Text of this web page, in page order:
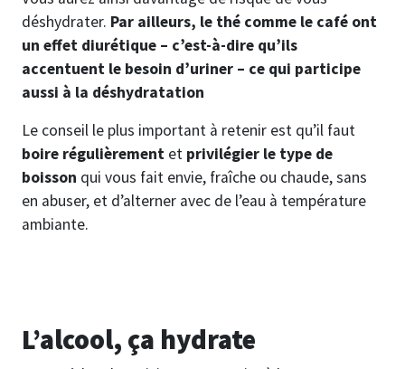
déshydrater. Par ailleurs, le thé comme le café ont
un effet diurétique – c’est-à-dire qu’ils
accentuent le besoin d’uriner – ce qui participe
aussi à la déshydratation
Le conseil le plus important à retenir est qu’il faut
boire régulièrement et privilégier le type de
boisson qui vous fait envie, fraîche ou chaude, sans
en abuser, et d’alterner avec de l’eau à température
ambiante.
L’alcool, ça hydrate